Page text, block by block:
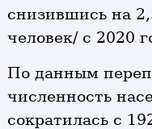
снизившись на
человек/ с 2020
По данным
численность
сократилась с